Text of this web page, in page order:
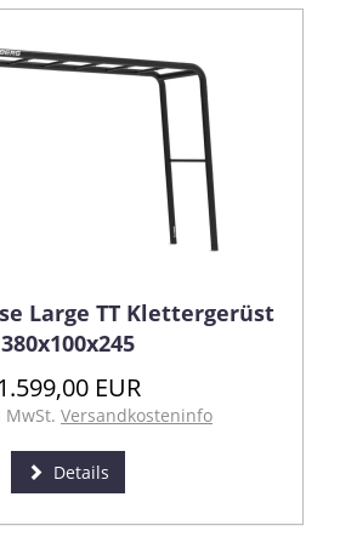
Large TT Klettergerüst
380x100x245
1.599,00 EUR
MwSt. Versandkosteninfo
Details